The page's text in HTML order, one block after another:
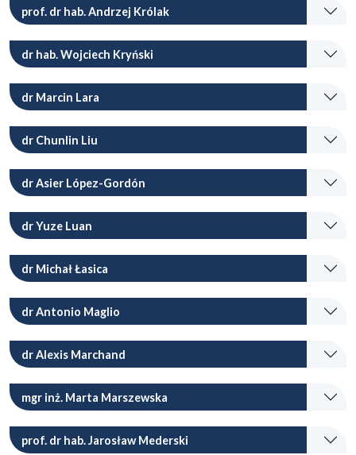
prof. dr hab. Andrzej Królak
dr hab. Wojciech Kryński
dr Marcin Lara
dr Chunlin Liu
dr Asier López-Gordón
dr Yuze Luan
dr Michał Łasica
dr Antonio Maglio
dr Alexis Marchand
mgr inż. Marta Marszewska
prof. dr hab. Jarosław Mederski